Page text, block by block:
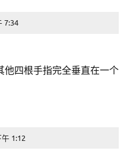
7:34
他四根手指完全垂直在一个
1:12